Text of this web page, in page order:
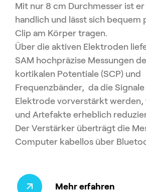
Mit nur 8 cm Durchmesser ist
handlich und lässt sich bequem
Clip am Körper tragen.
Über die aktiven Elektroden
SAM hochpräzise Messungen
kortikalen Potentiale (SCP) und
Frequenzbänder, da die
Elektrode vorverstärkt werden,
und Artefakte erheblich
Der Verstärker überträgt die
Computer kabellos über
Mehr erfahren